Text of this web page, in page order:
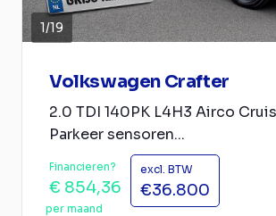
1/19
Volkswagen Crafter
2.0 TDI 140PK L4H3 Airco
Parkeer sensoren...
Financieren?
€ 854,36
per maand
excl. BTW
€36.800